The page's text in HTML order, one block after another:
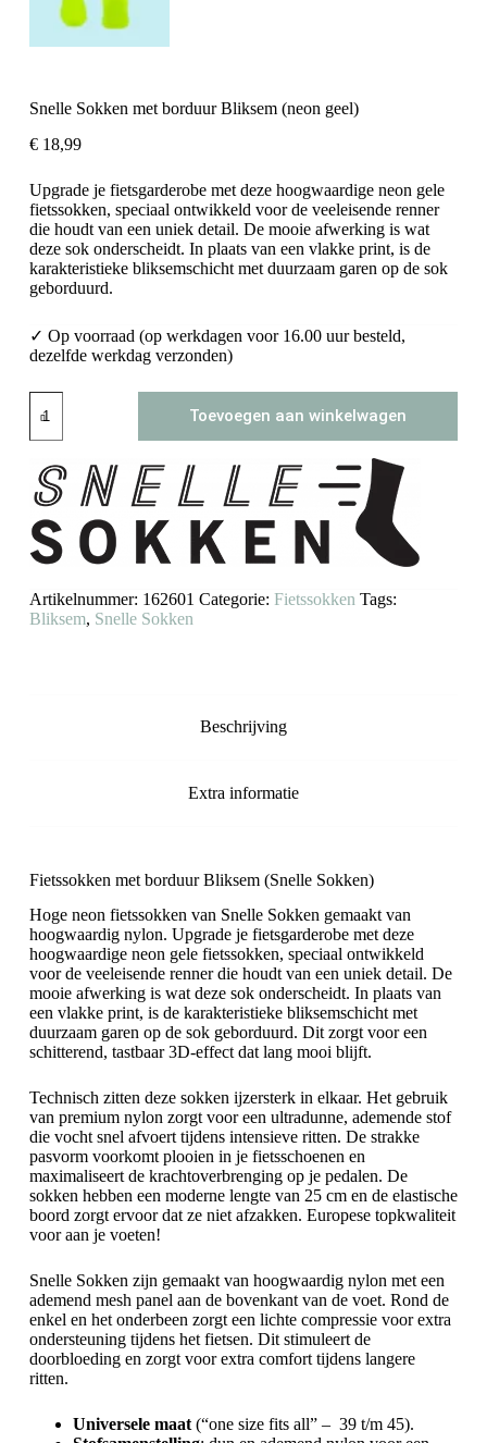
Snelle Sokken met borduur Bliksem (neon geel)
€18,99
Upgrade je fietsgarderobe met deze hoogwaardige neon gele
fietssokken, speciaal ontwikkeld voor de veeleisende renner
die houdt van een uniek detail. De mooie afwerking is wat
deze sok onderscheidt. In plaats van een vlakke print, is de
karakteristieke bliksemschicht met duurzaam garen op de sok
geborduurd.
✓ Op voorraad (op werkdagen voor 16.00 uur besteld,
dezelfde werkdag verzonden)
Snelle
Sokken
met
Bliksem
(neon
geel)
aantal
Toevoegen aan winkelwagen
Artikelnummer: 162601 Categorie: Fietssokken Tags:
Bliksem, Snelle Sokken
Beschrijving
Extra informatie
Fietssokken met borduur Bliksem (Snelle Sokken)
Hoge neon fietssokken van Snelle Sokken gemaakt van
hoogwaardig nylon. Upgrade je fietsgarderobe met deze
hoogwaardige neon gele fietssokken, speciaal ontwikkeld
voor de veeleisende renner die houdt van een uniek detail. De
mooie afwerking is wat deze sok onderscheidt. In plaats van
een vlakke print, is de karakteristieke bliksemschicht met
duurzaam garen op de sok geborduurd. Dit zorgt voor een
schitterend, tastbaar 3D-effect dat lang mooi blijft.
Technisch zitten deze sokken ijzersterk in elkaar. Het gebruik
van premium nylon zorgt voor een ultradunne, ademende stof
die vocht snel afvoert tijdens intensieve ritten. De strakke
pasvorm voorkomt plooien in je fietsschoenen en
maximaliseert de krachtoverbrenging op je pedalen. De
sokken hebben een moderne lengte van 25 cm en de elastische
boord zorgt ervoor dat ze niet afzakken. Europese topkwaliteit
voor aan je voeten!
Snelle Sokken zijn gemaakt van hoogwaardig nylon met een
ademend mesh panel aan de bovenkant van de voet. Rond de
enkel en het onderbeen zorgt een lichte compressie voor extra
ondersteuning tijdens het fietsen. Dit stimuleert de
doorbloeding en zorgt voor extra comfort tijdens langere
ritten.
Universele maat(“one size fits all” – 39 t/m 45).